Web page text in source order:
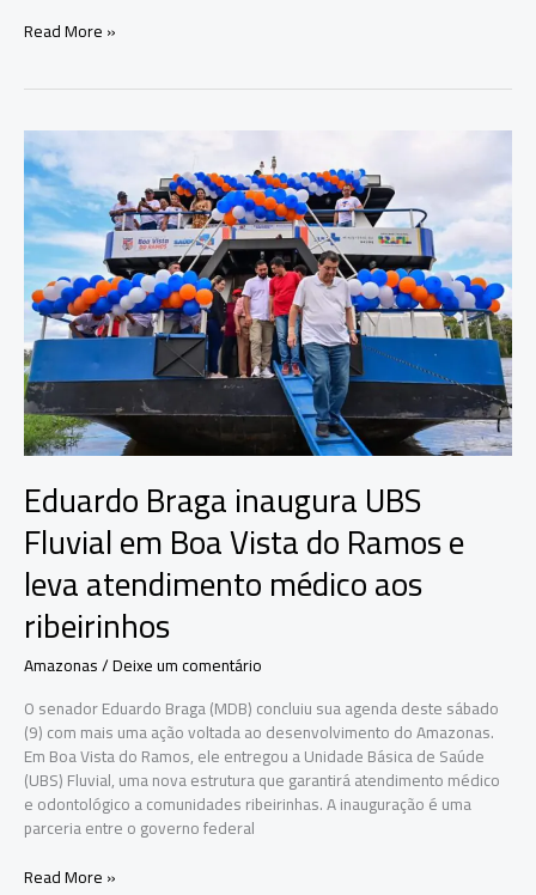
Roberto
no
governo
e
prioriza
saúde,
social
e
transparência
Read More »
Eduardo Braga inaugura UBS
Fluvial em Boa Vista do Ramos e
leva atendimento médico aos
ribeirinhos
Amazonas/Deixe um comentário
O senador Eduardo Braga (MDB) concluiu sua agenda deste sábado
(9) com mais uma ação voltada ao desenvolvimento do Amazonas.
Em Boa Vista do Ramos, ele entregou a Unidade Básica de Saúde
(UBS) Fluvial, uma nova estrutura que garantirá atendimento médico
e odontológico a comunidades ribeirinhas. A inauguração é uma
parceria entre o governo federal
Eduardo
Read More »